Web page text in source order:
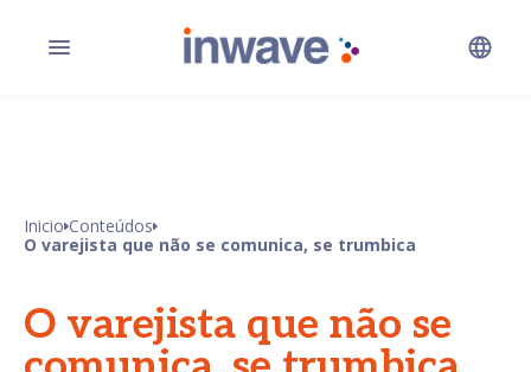
Inicio Conteúdos
O varejista que não se comunica, se trumbica
O varejista que não se